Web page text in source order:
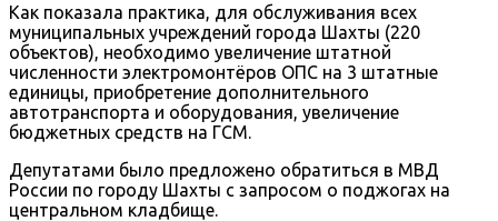
Как показала практика, для обслуживания всех
муниципальных учреждений города Шахты (220
объектов), необходимо увеличение штатной
численности электромонтёров ОПС на 3 штатные
единицы, приобретение дополнительного
автотранспорта и оборудования, увеличение
бюджетных средств на ГСМ.
Депутатами было предложено обратиться в МВД
России по городу Шахты с запросом о поджогах на
центральном кладбище.